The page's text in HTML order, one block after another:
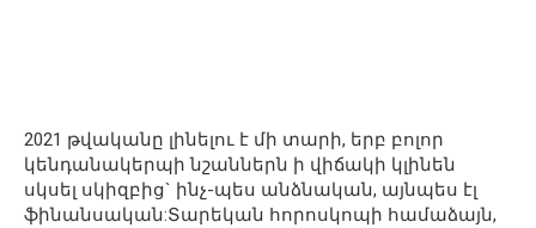
2021 թվականը լինելու է մի տարի, երբ բոլոր
կենդանակերպի նշաններն ի վիճակի կլինեն
սկսել սկիզբից` ինչ-պես անձնական, այնպես էլ
ֆինանսական:Տարեկան հորոսկոպի համաձայն,